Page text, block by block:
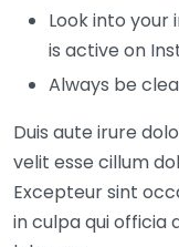
Look into your
is active on
Always be
Duis aute irure
velit esse cillum
Excepteur sint
in culpa qui officia